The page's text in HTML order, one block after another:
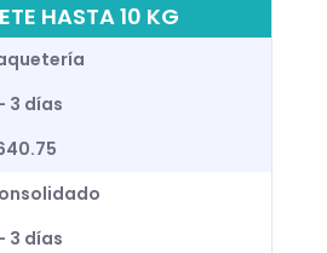
HASTA 10 KG
3 días
3 días